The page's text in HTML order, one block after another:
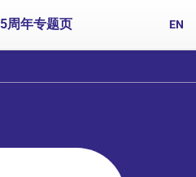
5周年专题页 EN